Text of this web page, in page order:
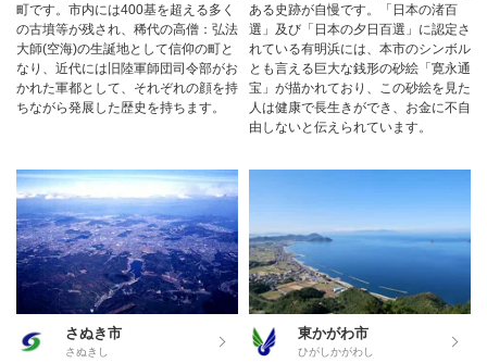
町です。市内には400基を超える多く
の古墳等が残され、稀代の高僧：弘法
大師(空海)の生誕地として信仰の町と
なり、近代には旧陸軍師団司令部がお
かれた軍都として、それぞれの顔を持
ちながら発展した歴史を持ちます。
ある史跡が自慢です。「日本の渚百
選」及び「日本の夕日百選」に認定さ
れている有明浜には、本市のシンボル
とも言える巨大な銭形の砂絵「寛永通
宝」が描かれており、この砂絵を見た
人は健康で長生きができ、お金に不自
由しないと伝えられています。
さぬき市
さぬきし
東かがわ市
ひがしかがわし